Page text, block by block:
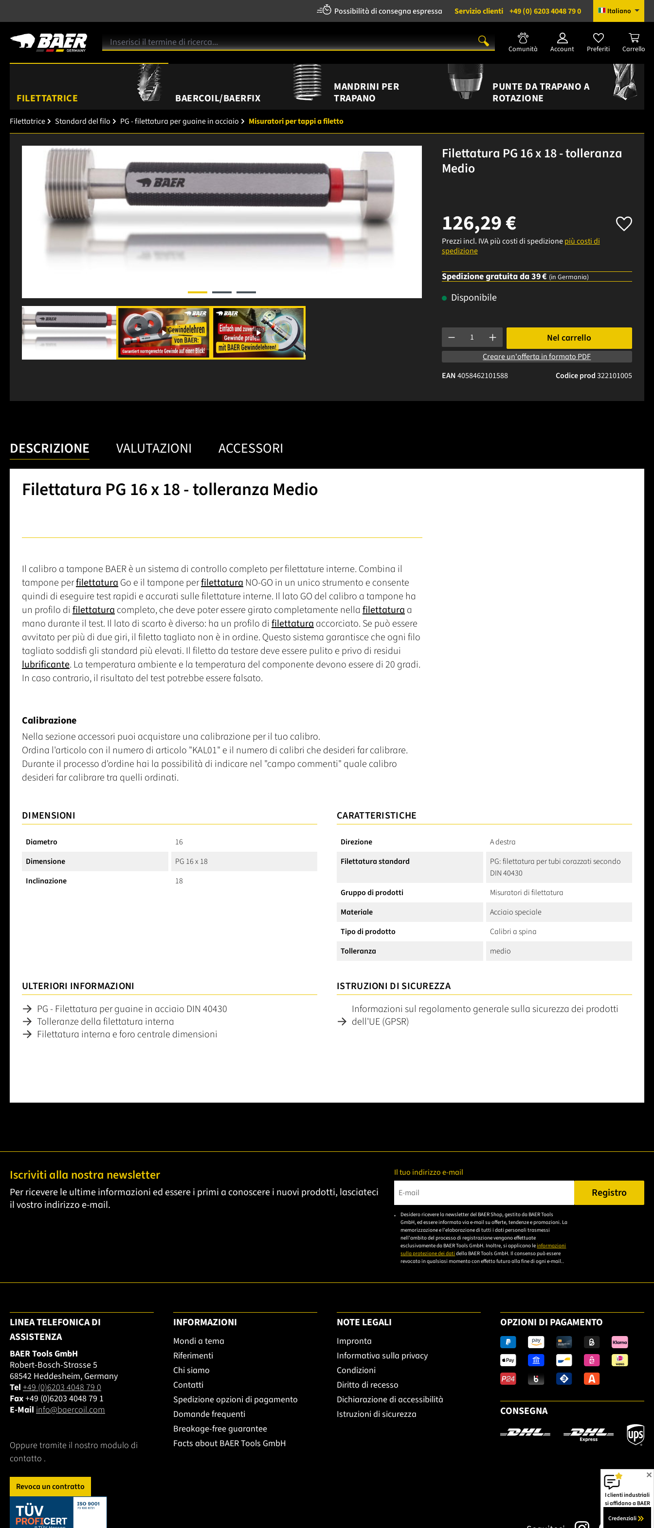
✕
I clienti industriali
si affidano a BAER
Credenziali
Possibilità di consegna espressa Servizio clienti +49 (0) 6203 4048 79 0 Italiano
Comunità Account Preferiti Carrello
FILETTATRICE BAERCOIL/BAERFIX
MANDRINI PER
TRAPANO
PUNTE DA TRAPANO A
ROTAZIONE
Filettatrice Standard del filo PG - filettatura per guaine in acciaio Misuratori per tappi a filetto
Salta la galleria di immagini
Filettatura PG 16 x 18 - tolleranza
Medio
126,29 €
Prezzi incl. IVA più costi di spedizionepiù costi di
spedizione
Spedizione gratuita da 39 € (in Germania)
Disponibile
Quantità del prodotto: inserisci la quantità desiderata o usa i
Nel carrello
Creare un'offerta in formato PDF
Codice prod322101005
EAN4058462101588
DESCRIZIONE VALUTAZIONI ACCESSORI
Filettatura PG 16 x 18 - tolleranza Medio
Il calibro a tampone BAER è un sistema di controllo completo per filettature interne. Combina il
tampone perfilettaturaGo e il tampone perfilettatura NO-GO in un unico strumento e consente
quindi di eseguire test rapidi e accurati sulle filettature interne. Il lato GO del calibro a tampone ha
un profilo di filettaturacompleto, che deve poter essere girato completamente nella filettaturaa
mano durante il test. Il lato di scarto è diverso: ha un profilo di filettaturaaccorciato. Se può essere
avvitato per più di due giri, il filetto tagliato non è in ordine. Questo sistema garantisce che ogni filo
tagliato soddisfi gli standard più elevati. Il filetto da testare deve essere pulito e privo di residui
lubrificante. La temperatura ambiente e la temperatura del componente devono essere di 20 gradi.
In caso contrario, il risultato del test potrebbe essere falsato.
Calibrazione
Nella sezione accessori puoi acquistare una calibrazione per il tuo calibro.
Ordina l'articolo con il numero di articolo "KAL01" e il numero di calibri che desideri far calibrare.
Durante il processo d'ordine hai la possibilità di indicare nel "campo commenti" quale calibro
desideri far calibrare tra quelli ordinati.
DIMENSIONI
Diametro
16
Dimensione
PG 16 x 18
Inclinazione
18
CARATTERISTICHE
Direzione
A destra
Filettatura standard
PG: filettatura per tubi corazzati secondo
DIN 40430
Gruppo di prodotti
Misuratori di filettatura
Materiale
Acciaio speciale
Tipo di prodotto
Calibri a spina
Tolleranza
medio
ULTERIORI INFORMAZIONI
PG - Filettatura per guaine in acciaio DIN 40430
Tolleranze della filettatura interna
Filettatura interna e foro centrale dimensioni
ISTRUZIONI DI SICUREZZA
Informazioni sul regolamento generale sulla sicurezza dei prodotti
dell'UE (GPSR)
Iscriviti alla nostra newsletter
Per ricevere le ultime informazioni ed essere i primi a conoscere i nuovi prodotti, lasciateci
il vostro indirizzo e-mail.
Il tuo indirizzo e-mail
Bitte geben Sie eine gültige E-Mail-Adresse ein.
Registro
Desidero ricevere la newsletter del BAER Shop, gestito da BAER Tools
GmbH, ed essere informato via e-mail su offerte, tendenze e promozioni. La
memorizzazione e l'elaborazione di tutti i dati personali trasmessi
nell'ambito del processo di registrazione vengono effettuate
esclusivamente da BAER Tools GmbH. Inoltre, si applicano le informazioni
sulla protezione dei dati della BAER Tools GmbH. Il consenso può essere
revocato in qualsiasi momento con effetto futuro alla fine di ogni e-mail..
LINEA TELEFONICA DI
ASSISTENZA
BAER Tools GmbH
Robert-Bosch-Strasse 5
68542 Heddesheim, Germany
Tel +49 (0)6203 4048 79 0
Fax+49 (0)6203 4048 79 1
E-Mail info@baercoil.com
Oppure tramite il nostro modulo di
contatto .
Revoca un contratto
INFORMAZIONI
Mondi a tema
Riferimenti
Chi siamo
Contatti
Spedizione opzioni di pagamento
Domande frequenti
Breakage-free guarantee
Facts about BAER Tools GmbH
NOTE LEGALI
Impronta
Informativa sulla privacy
Condizioni
Diritto di recesso
Dichiarazione di accessibilità
Istruzioni di sicurezza
OPZIONI DI PAGAMENTO
CONSEGNA
Dieser Link öffnet sich in einem neuen Tab.